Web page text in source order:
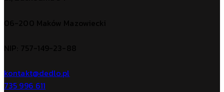
kontakt@dedlo.pl
735 996 611